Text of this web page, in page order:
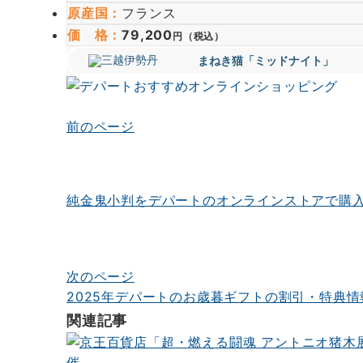
原産国 ： フランス
価 格 ：79,200円 （税込）
まねき猫「ミッドナイト」
投
ビ
ー
シ
ョ
ン
前のページ
純金鬼小判をデパートのオンラインストアで購
次のページ
2025年デパートのお歳暮ギフトの割引・特典情
関連記事